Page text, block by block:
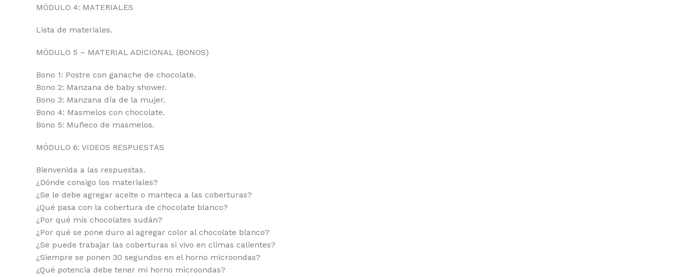
MÓDULO 4: MATERIALES
Lista de materiales.
MÓDULO 5 – MATERIAL ADICIONAL (BONOS)
Bono 1: Postre con ganache de chocolate.
Bono 2: Manzana de baby shower.
Bono 3: Manzana día de la mujer.
Bono 4: Masmelos con chocolate.
Bono 5: Muñeco de masmelos.
MÓDULO 6: VIDEOS RESPUESTAS
Bienvenida a las respuestas.
¿Dónde consigo los materiales?
¿Se le debe agregar aceite o manteca a las coberturas?
¿Qué pasa con la cobertura de chocolate blanco?
¿Por qué mis chocolates sudán?
¿Por qué se pone duro al agregar color al chocolate blanco?
¿Se puede trabajar las coberturas si vivo en climas calientes?
¿Siempre se ponen 30 segundos en el horno microondas?
¿Qué potencia debe tener mi horno microondas?